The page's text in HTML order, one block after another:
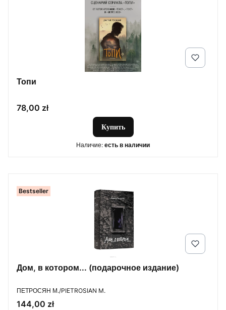
Топи
Цена
78,00 zł
Купить
Наличие: есть в наличии
Bestseller
Дом, в котором... (подарочное издание)
ПРОИЗВОДИТЕЛЬ
ПЕТРОСЯН М./PIETROSIAN M.
Цена
144,00 zł